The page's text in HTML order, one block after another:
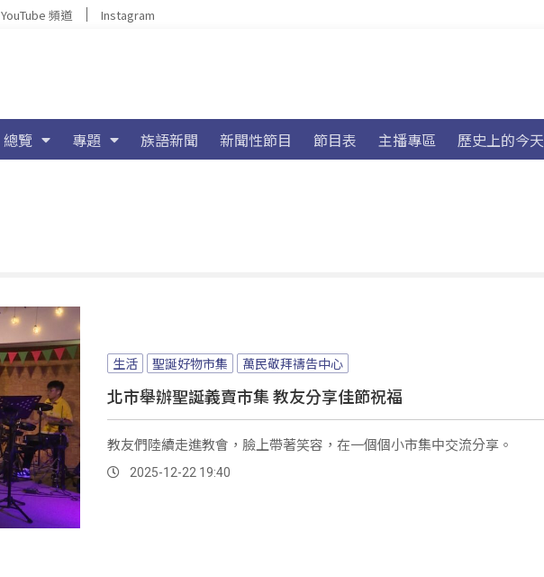
YouTube 頻道 Instagram
總覽 專題 族語新聞 新聞性節目 節目表 主播專區 歷史上的今天
生活 聖誕好物市集 萬民敬拜禱告中心
北市舉辦聖誕義賣市集 教友分享佳節祝福
教友們陸續走進教會，臉上帶著笑容，在一個個小市集中交流分享。
2025-12-22 19:40